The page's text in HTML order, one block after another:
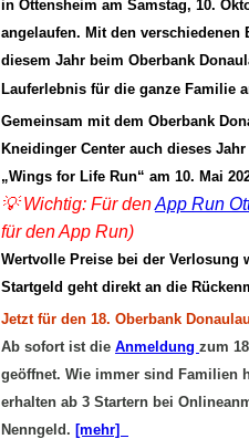
in Ottensheim am Samstag, 10.
angelaufen. Mit den verschiedenen
diesem Jahr beim Oberbank
Lauferlebnis für die ganze Familie
Gemeinsam mit dem Oberbank
Kneidinger Center auch dieses
„Wings for Life Run“ am 10. Mai
💡 Wichtig: Für denApp Run
für den App Run)
Wertvolle Preise bei der Verlosung
Startgeld geht direkt an die
Jetzt für den 18. Oberbank
Ab sofort ist die Anmeldung zum
geöffnet. Wie immer sind Familien
erhalten ab 3 Startern bei
Nenngeld. [mehr]